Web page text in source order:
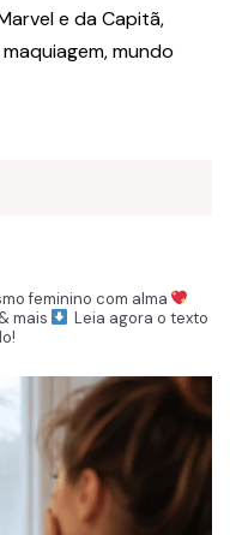
e da Capitã,
mundo
feminino com alma
mais
Leia agora o texto